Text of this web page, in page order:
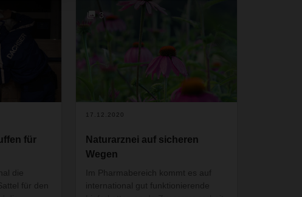
für
die
für den
3
17.12.2020
Naturarznei auf sicheren
Wegen
Im Pharmabereich kommt es auf
international gut funktionierende